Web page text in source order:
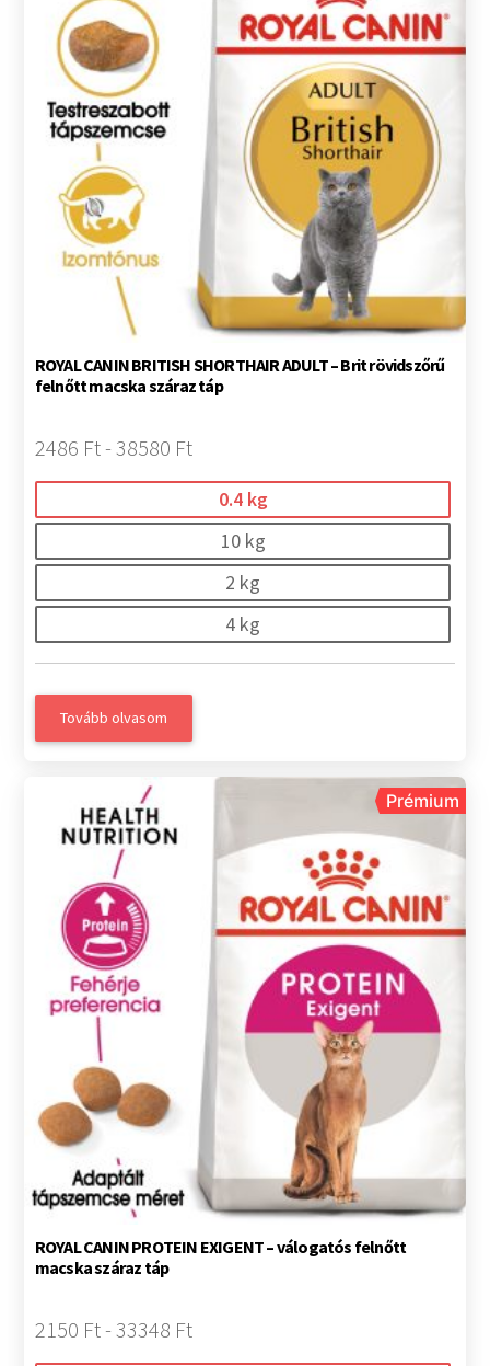
ROYAL CANIN BRITISH SHORTHAIR ADULT – Brit rövidszőrű
felnőtt macska száraz táp
2486 Ft - 38580 Ft
0.4 kg
10 kg
2 kg
4 kg
Tovább olvasom
Prémium
ROYAL CANIN PROTEIN EXIGENT – válogatós felnőtt
macska száraz táp
2150 Ft - 33348 Ft